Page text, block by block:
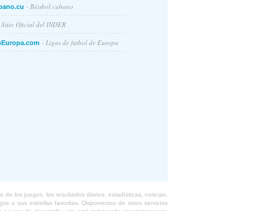
- Béisbol cubano
Oficial del INDER
- Ligas de futbol de Europa
los juegos, los resultados diarios, estadísticas, noticias,
o sus estrellas favoritas. Disponemos de otros servicios